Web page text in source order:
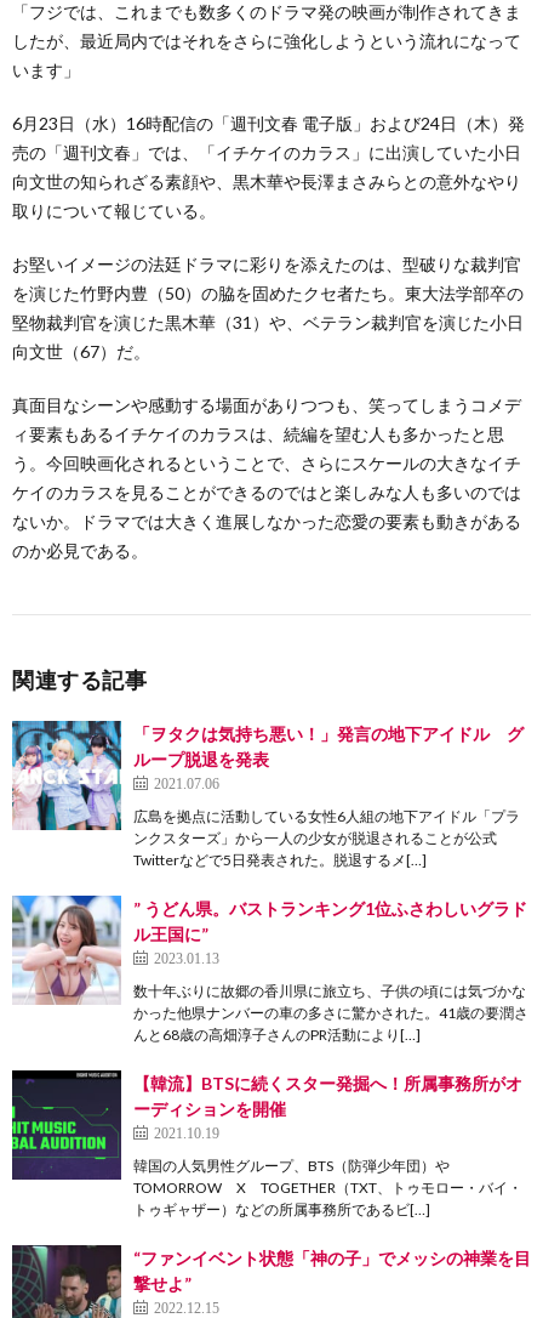
「フジでは、これまでも数多くのドラマ発の映画が制作されてきま
したが、最近局内ではそれをさらに強化しようという流れになって
います」
6月23日（水）16時配信の「週刊文春 電子版」および24日（木）発
売の「週刊文春」では、「イチケイのカラス」に出演していた小日
向文世の知られざる素顔や、黒木華や長澤まさみらとの意外なやり
取りについて報じている。
お堅いイメージの法廷ドラマに彩りを添えたのは、型破りな裁判官
を演じた竹野内豊（50）の脇を固めたクセ者たち。東大法学部卒の
堅物裁判官を演じた黒木華（31）や、ベテラン裁判官を演じた小日
向文世（67）だ。
真面目なシーンや感動する場面がありつつも、笑ってしまうコメデ
ィ要素もあるイチケイのカラスは、続編を望む人も多かったと思
う。今回映画化されるということで、さらにスケールの大きなイチ
ケイのカラスを見ることができるのではと楽しみな人も多いのでは
ないか。ドラマでは大きく進展しなかった恋愛の要素も動きがある
のか必見である。
関連する記事
「ヲタクは気持ち悪い！」発言の地下アイドル グ
ループ脱退を発表
2021.07.06
広島を拠点に活動している女性6人組の地下アイドル「プラ
ンクスターズ」から一人の少女が脱退されることが公式
Twitterなどで5日発表された。脱退するメ[…]
” うどん県。バストランキング1位ふさわしいグラド
ル王国に”
2023.01.13
数十年ぶりに故郷の香川県に旅立ち、子供の頃には気づかな
かった他県ナンバーの車の多さに驚かされた。41歳の要潤さ
んと68歳の高畑淳子さんのPR活動により[…]
【韓流】BTSに続くスター発掘へ！所属事務所がオ
ーディションを開催
2021.10.19
韓国の人気男性グループ、BTS（防弾少年団）や
TOMORROW X TOGETHER（TXT、トゥモロー・バイ・
トゥギャザー）などの所属事務所であるビ[…]
“ファンイベント状態「神の子」でメッシの神業を目
撃せよ”
2022.12.15